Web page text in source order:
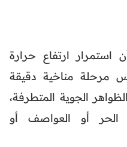
استمرار ارتفاع حرارة
مرحلة مناخية دقيقة
الجوية المتطرفة،
الحر أو العواصف أو